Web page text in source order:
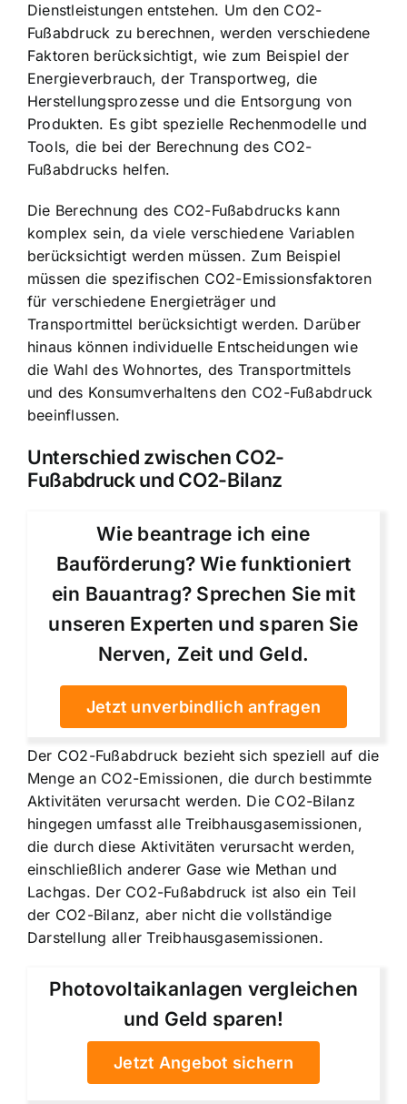
Dienstleistungen entstehen. Um den CO2-
Fußabdruck zu berechnen, werden verschiedene
Faktoren berücksichtigt, wie zum Beispiel der
Energieverbrauch, der Transportweg, die
Herstellungsprozesse und die Entsorgung von
Produkten. Es gibt spezielle Rechenmodelle und
Tools, die bei der Berechnung des CO2-
Fußabdrucks helfen.
Die Berechnung des CO2-Fußabdrucks kann
komplex sein, da viele verschiedene Variablen
berücksichtigt werden müssen. Zum Beispiel
müssen die spezifischen CO2-Emissionsfaktoren
für verschiedene Energieträger und
Transportmittel berücksichtigt werden. Darüber
hinaus können individuelle Entscheidungen wie
die Wahl des Wohnortes, des Transportmittels
und des Konsumverhaltens den CO2-Fußabdruck
beeinflussen.
Unterschied zwischen CO2-
Fußabdruck und CO2-Bilanz
Wie beantrage ich eine
Bauförderung? Wie funktioniert
ein Bauantrag? Sprechen Sie mit
unseren Experten und sparen Sie
Nerven, Zeit und Geld.
Jetzt unverbindlich anfragen
Der CO2-Fußabdruck bezieht sich speziell auf die
Menge an CO2-Emissionen, die durch bestimmte
Aktivitäten verursacht werden. Die CO2-Bilanz
hingegen umfasst alle Treibhausgasemissionen,
die durch diese Aktivitäten verursacht werden,
einschließlich anderer Gase wie Methan und
Lachgas. Der CO2-Fußabdruck ist also ein Teil
der CO2-Bilanz, aber nicht die vollständige
Darstellung aller Treibhausgasemissionen.
Photovoltaikanlagen vergleichen
und Geld sparen!
Jetzt Angebot sichern